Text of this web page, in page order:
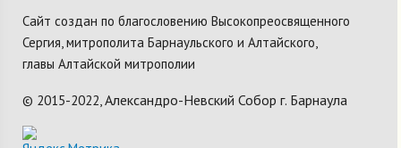
Сайт создан по благословению Высокопреосвященного
Сергия, митрополита Барнаульского и Алтайского,
главы Алтайской митрополии
© 2015-2022,Александро-Невский Собор г. Барнаула